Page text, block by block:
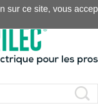
sur ce site, vous